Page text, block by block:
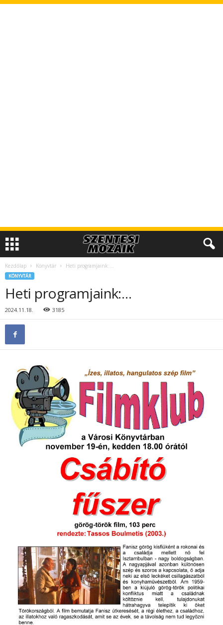
Kezdőlap Könyvtár Heti programjaink:…
KÖNYVTÁR
Heti programjaink:…
2024.11.18. 3185